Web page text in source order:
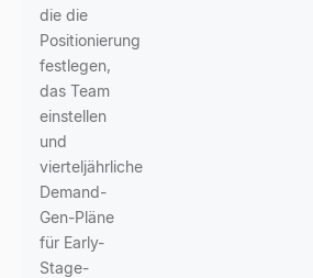
die die
Positionierung
festlegen,
das Team
einstellen
und
vierteljährliche
Demand-
Gen-Pläne
für Early-
Stage-